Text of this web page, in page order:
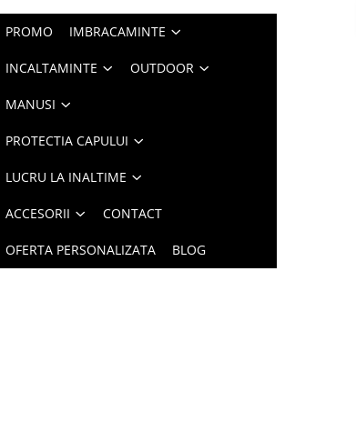
PROMO IMBRACAMINTE
INCALTAMINTE OUTDOOR
MANUSI
PROTECTIA CAPULUI
LUCRU LA INALTIME
ACCESORII CONTACT
OFERTA PERSONALIZATA BLOG